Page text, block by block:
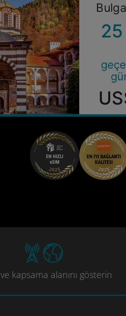
25
ve kapsama alanını gösterin